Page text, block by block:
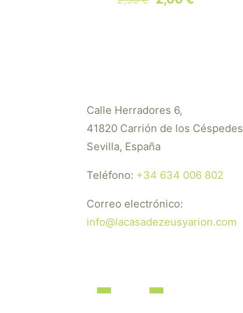
Calle Herradores 6,
41820 Carrión de los Céspedes
Sevilla, España
Teléfono: +34 634 006 802
Correo electrónico:
info@lacasadezeusyarion.com